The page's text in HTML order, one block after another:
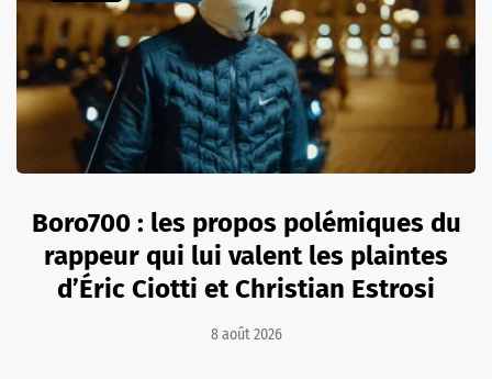
Boro700 : les propos polémiques du
rappeur qui lui valent les plaintes
d’Éric Ciotti et Christian Estrosi
8 août 2026